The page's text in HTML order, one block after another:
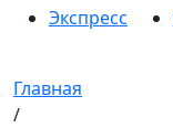
Экспресс
Главная
/